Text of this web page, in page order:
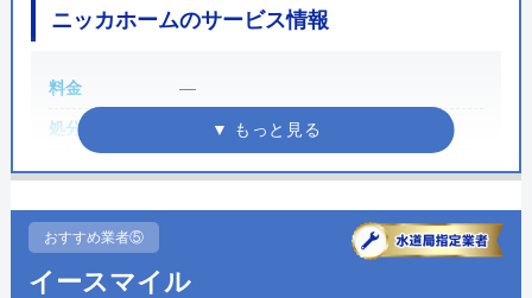
交換の達人 がおすすめの理由
交換の達人はトイレリフォームを考えている方におす
すめの業者のひとつで、顧客ファーストを売りとした
リフォームのプロフェッショナルです。水まわり設備
のリフォームであれば右に出る業者は少なく、専門資
ニッカホームのサービス情報
料金 ―
処分費
支払い方法
現金、リフォームローン、クレジットカ
営業時間
定休日 ―
おすすめ業者⑤
イースマイル